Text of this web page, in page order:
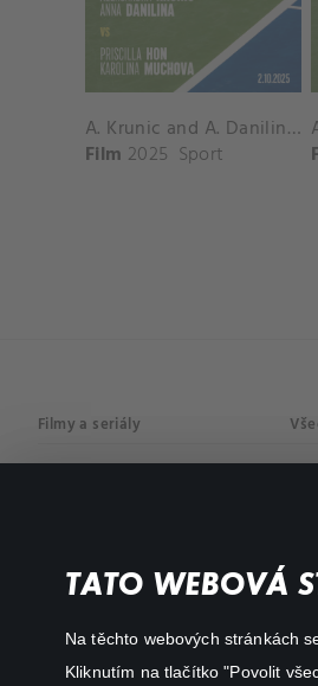
TATO WEBOVÁ
Na těchto webových stránkách
Kliknutím na tlačítko "Povolit
A. Krunic and A. Danilina vs. P. Hon and K. Muchova Match Highlights - BEIJING_Capital Group Diamond ( October 02, 2025)
Film 2025 Sport
Filmy a seriály
Akční